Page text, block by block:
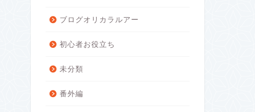
ブログオリカラルアー
初心者お役立ち
未分類
番外編